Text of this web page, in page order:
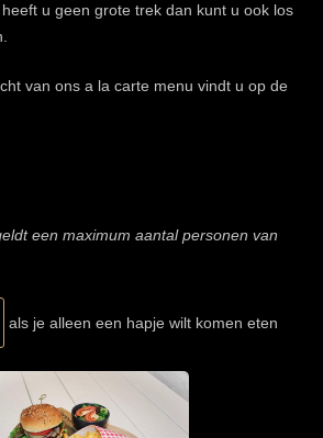
u geen grote trek dan kunt u ook los
van ons a la carte menu vindt u op de
een maximum aantal personen van
als je alleen een hapje wilt komen eten